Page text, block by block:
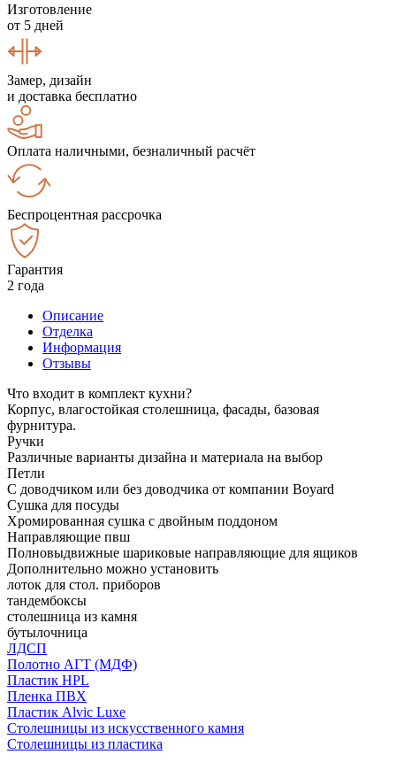
Изготовление
от 5 дней
Замер, дизайн
и доставка бесплатно
Оплата наличными, безналичный расчёт
Беспроцентная рассрочка
Гарантия
2 года
Описание
Отделка
Информация
Отзывы
Что входит в комплект кухни?
Корпус, влагостойкая столешница, фасады, базовая
фурнитура.
Ручки
Различные варианты дизайна и материала на выбор
Петли
С доводчиком или без доводчика от компании Boyard
Сушка для посуды
Хромированная сушка с двойным поддоном
Направляющие пвш
Полновыдвижные шариковые направляющие для ящиков
Дополнительно можно установить
лоток для стол. приборов
тандембоксы
столешница из камня
бутылочница
ЛДСП
Полотно АГТ (МДФ)
Пластик HPL
Пленка ПВХ
Пластик Alvic Luxe
Столешницы из искусственного камня
Столешницы из пластика